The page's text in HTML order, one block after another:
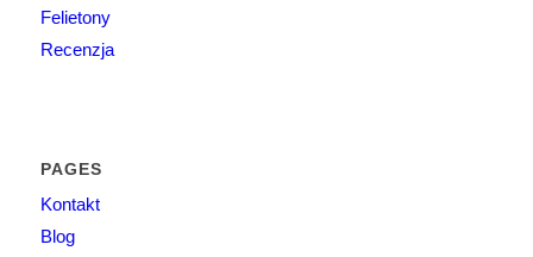
Felietony
Recenzja
PAGES
Kontakt
Blog